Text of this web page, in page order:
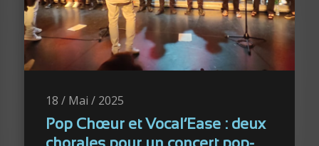
18 / Mai / 2025
Pop Chœur et Vocal’Ease : deux